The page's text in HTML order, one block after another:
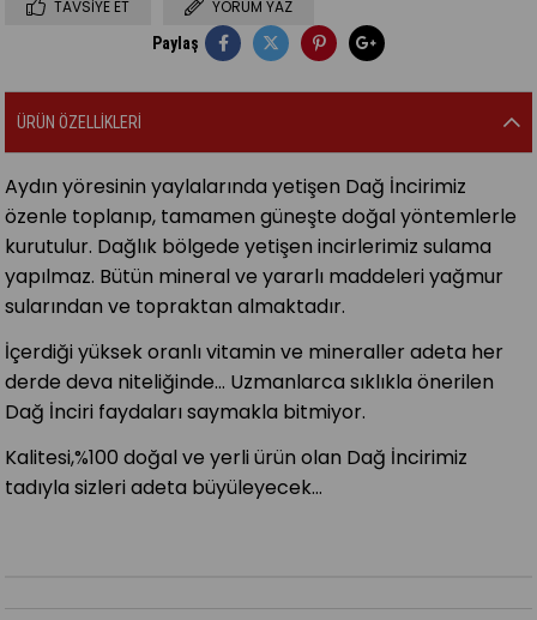
TAVSIYE ET YORUM YAZ
Paylaş
ÜRÜN ÖZELLIKLERI
Aydın yöresinin yaylalarında yetişen Dağ İncirimiz
özenle toplanıp, tamamen güneşte doğal yöntemlerle
kurutulur. Dağlık bölgede yetişen incirlerimiz sulama
yapılmaz. Bütün mineral ve yararlı maddeleri yağmur
sularından ve topraktan almaktadır.
İçerdiği yüksek oranlı vitamin ve mineraller adeta her
derde deva niteliğinde… Uzmanlarca sıklıkla önerilen
Dağ İnciri faydaları saymakla bitmiyor.
Kalitesi,%100 doğal ve yerli ürün olan Dağ İncirimiz
tadıyla sizleri adeta büyüleyecek…